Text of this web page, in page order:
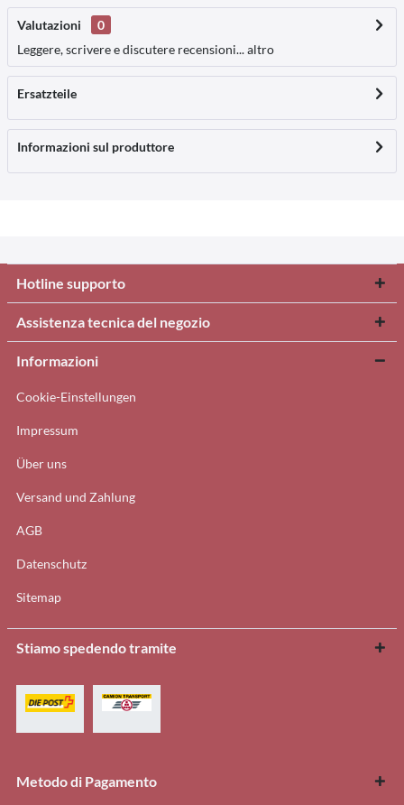
Valutazioni
0
Leggere, scrivere e discutere recensioni...altro
Ersatzteile
Informazioni sul produttore
Hotline supporto
Assistenza tecnica del negozio
Informazioni
Cookie-Einstellungen
Impressum
Über uns
Versand und Zahlung
AGB
Datenschutz
Sitemap
Stiamo spedendo tramite
Metodo di Pagamento